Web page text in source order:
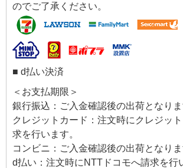
のでご了承ください。
■ d払い決済
＜お支払期限＞
銀行振込：ご入金確認後の出荷となりま
クレジットカード：注文時にクレジッ
求を行います。
コンビニ：ご入金確認後の出荷となりま
d払い：注文時にNTTドコモへ請求を行